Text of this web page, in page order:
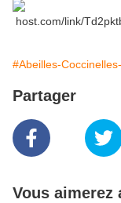
#Abeilles-
Partager
Vous aimerez